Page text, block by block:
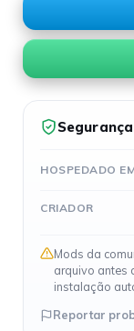
HOSPEDADO
CRIADOR
Mods da
arquivo antes
instalação
Reportar